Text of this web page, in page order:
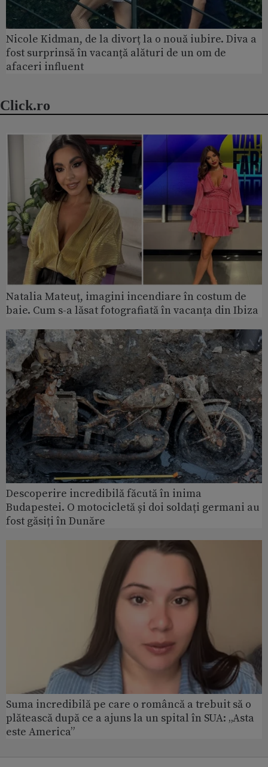
Nicole Kidman, de la divorț la o nouă iubire. Diva a
fost surprinsă în vacanță alături de un om de
afaceri influent
Click.ro
Natalia Mateuț, imagini incendiare în costum de
baie. Cum s-a lăsat fotografiată în vacanța din Ibiza
Descoperire incredibilă făcută în inima
Budapestei. O motocicletă și doi soldați germani au
fost găsiți în Dunăre
Suma incredibilă pe care o româncă a trebuit să o
plătească după ce a ajuns la un spital în SUA: „Asta
este America”